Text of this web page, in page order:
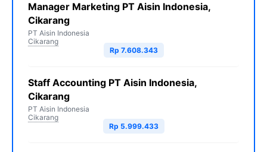
Manager Marketing PT Aisin Indonesia,
Cikarang
PT Aisin Indonesia
Cikarang
Rp 7.608.343
Staff Accounting PT Aisin Indonesia,
Cikarang
PT Aisin Indonesia
Cikarang
Rp 5.999.433